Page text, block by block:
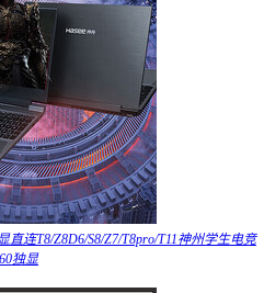
直连T8/Z8D6/S8/Z7/T8pro/T11神州学生电竞
独显